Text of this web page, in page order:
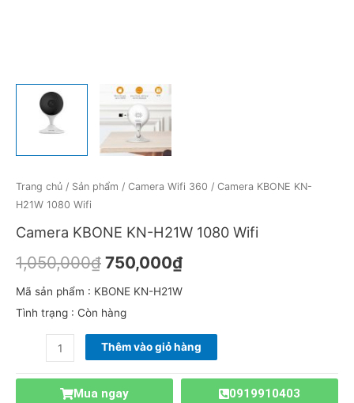
Trang chủ / Sản phẩm / Camera Wifi 360 / Camera KBONE KN-
H21W 1080 Wifi
Camera KBONE KN-H21W 1080 Wifi
1,050,000₫ 750,000₫
Mã sản phẩm : KBONE KN-H21W
Tình trạng : Còn hàng
Thêm vào giỏ hàng
Mua ngay 0919910403